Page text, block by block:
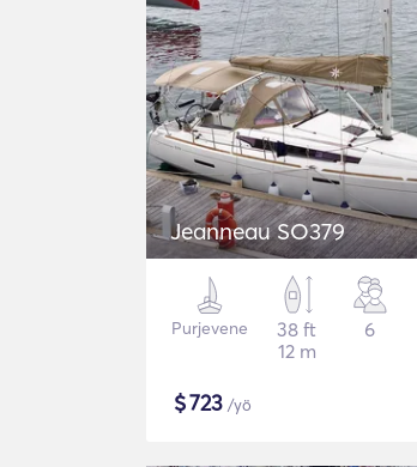
Jeanneau SO379
Purjevene
38 ft
12 m
6
$723 /yö